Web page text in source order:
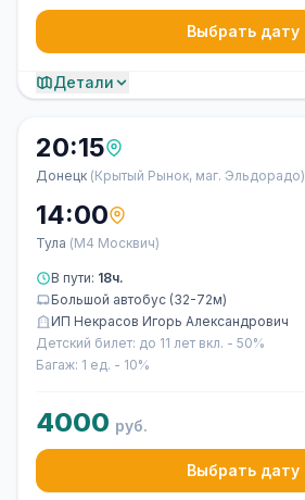
Выбрать дату
Детали
20:15
Донецк (Крытый Рынок, маг. Эльдорадо)
14:00
Тула (М4 Москвич)
В пути: 18ч.
Большой автобус (32-72м)
ИП Некрасов Игорь Александрович
Детский билет: до 11 лет вкл. - 50%
Багаж: 1 ед. - 10%
4000 руб.
Выбрать дату